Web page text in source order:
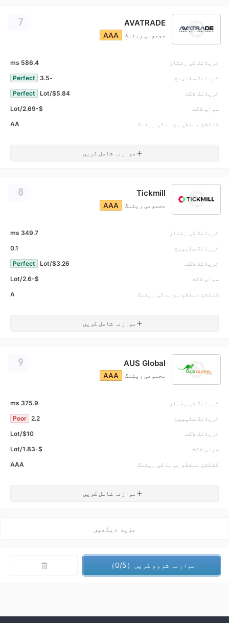
AVATRADE
مجموعی ریٹنگ AAA
ٹریڈنگ کی رفتار
586.4 ms
ٹریڈنگ سلیپیج
-3.5
Perfect
ٹریڈنگ لاگت
$5.84/Lot
Perfect
سواپ لاگت
$-2.69/Lot
کنکشن منقطع ہونے کی ریٹنگ
AA
موازنہ شامل کریں
7
Tickmill
مجموعی ریٹنگ AAA
ٹریڈنگ کی رفتار
349.7 ms
ٹریڈنگ سلیپیج
0.1
ٹریڈنگ لاگت
$3.26/Lot
Perfect
سواپ لاگت
$-2.6/Lot
کنکشن منقطع ہونے کی ریٹنگ
A
موازنہ شامل کریں
8
AUS Global
مجموعی ریٹنگ AAA
ٹریڈنگ کی رفتار
375.9 ms
ٹریڈنگ سلیپیج
2.2
Poor
ٹریڈنگ لاگت
$10/Lot
سواپ لاگت
$-1.83/Lot
کنکشن منقطع ہونے کی ریٹنگ
AAA
موازنہ شامل کریں
9
مزید دیکھیں
موازنہ شروع کریں（0/5）